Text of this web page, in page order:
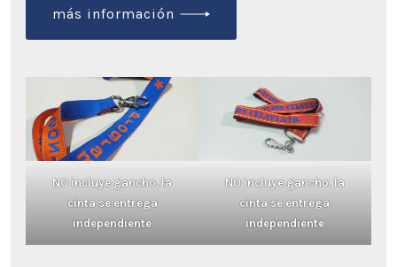
más información
NO incluye gancho. la
cinta se entrega
independiente
NO incluye gancho. la
cinta se entrega
independiente